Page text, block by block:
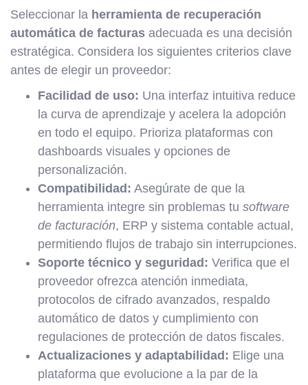
Seleccionar la herramienta de recuperación
automática de facturas adecuada es una decisión
estratégica. Considera los siguientes criterios clave
antes de elegir un proveedor:
Facilidad de uso: Una interfaz intuitiva reduce
la curva de aprendizaje y acelera la adopción
en todo el equipo. Prioriza plataformas con
dashboards visuales y opciones de
personalización.
Compatibilidad: Asegúrate de que la
herramienta integre sin problemas tu software
de facturación, ERP y sistema contable actual,
permitiendo flujos de trabajo sin interrupciones.
Soporte técnico y seguridad: Verifica que el
proveedor ofrezca atención inmediata,
protocolos de cifrado avanzados, respaldo
automático de datos y cumplimiento con
regulaciones de protección de datos fiscales.
Actualizaciones y adaptabilidad: Elige una
plataforma que evolucione a la par de la